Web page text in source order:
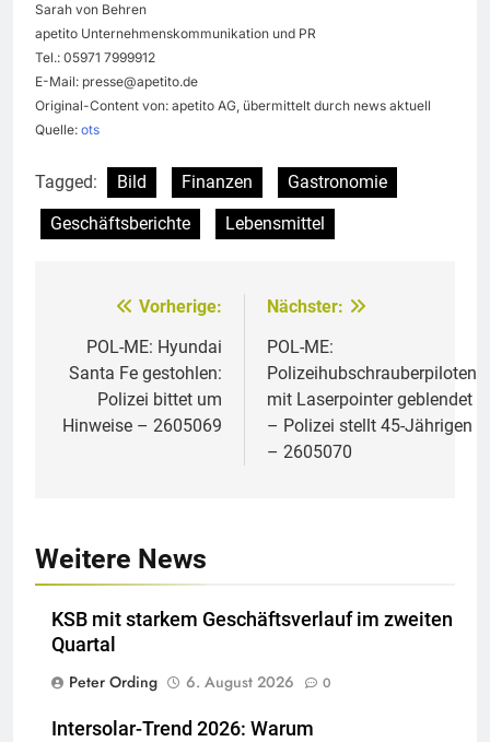
Sarah von Behren
apetito Unternehmenskommunikation und PR
Tel.: 05971 7999912
E-Mail: presse@apetito.de
Original-Content von: apetito AG, übermittelt durch news aktuell
Quelle: ots
Tagged: Bild Finanzen
Gastronomie
Geschäftsberichte
Lebensmittel
Beitragsnavigation
Vorherige:
POL-ME: Hyundai
Santa Fe gestohlen:
Polizei bittet um
Hinweise – 2605069
Nächster:
POL-ME:
Polizeihubschrauberpiloten
mit Laserpointer geblendet
– Polizei stellt 45-Jährigen
– 2605070
Weitere News
KSB mit starkem Geschäftsverlauf im zweiten
Quartal
Peter Ording
6. August 2026 0
Intersolar-Trend 2026: Warum